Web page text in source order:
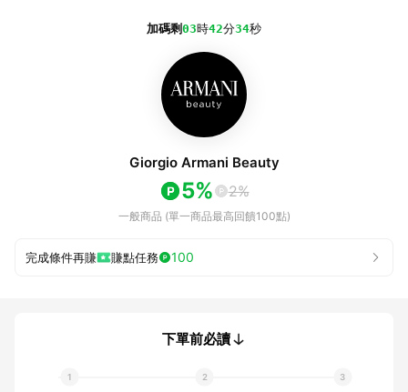
加碼剩03時42分34秒
Giorgio Armani Beauty
5% 2%
一般商品 (單一商品最高回饋100點)
完成條件再賺 賺點任務 100
下單前必讀